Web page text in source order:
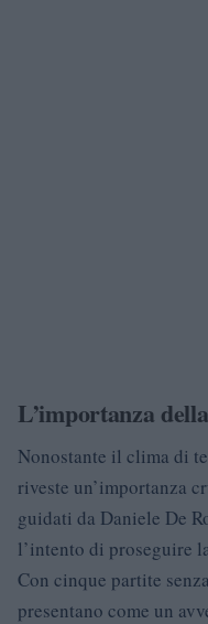
L’importanza
Nonostante il clima di
riveste un’importanza
guidati da Daniele De
l’intento di proseguire
Con cinque partite
presentano come un